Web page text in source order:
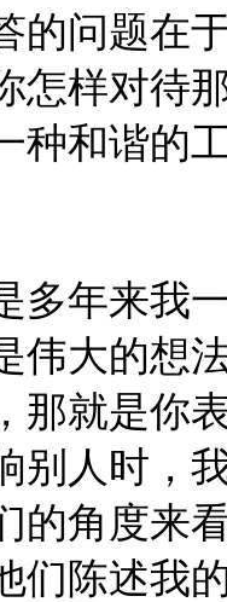
问题在于
怎样对待
种和谐的
年来我一
伟大的想
那就是你
别人时，
的角度来
们陈述我